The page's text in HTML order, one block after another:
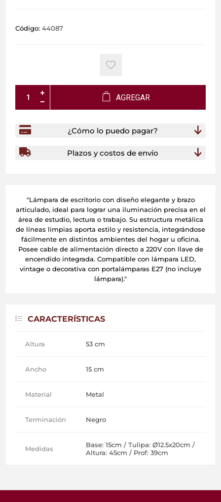
Código: 44087
AGREGAR
¿Cómo lo puedo pagar?
Plazos y costos de envío
"Lámpara de escritorio con diseño elegante y brazo
articulado, ideal para lograr una iluminación precisa en el
área de estudio, lectura o trabajo. Su estructura metálica
de líneas limpias aporta estilo y resistencia, integrándose
fácilmente en distintos ambientes del hogar u oficina.
Posee cable de alimentación directo a 220V con llave de
encendido integrada. Compatible con lámpara LED,
vintage o decorativa con portalámparas E27 (no incluye
lámpara)."
CARACTERÍSTICAS
Altura 53 cm
Ancho 15 cm
Material Metal
Terminación Negro
Medidas
Base: 15cm / Tulipa: Ø12.5x20cm /
Altura: 45cm / Prof: 39cm